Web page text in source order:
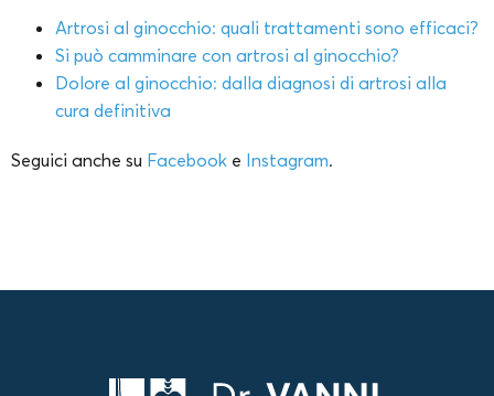
Artrosi al ginocchio: quali trattamenti sono efficaci?
Si può camminare con artrosi al ginocchio?
Dolore al ginocchio: dalla diagnosi di artrosi alla
cura definitiva
Seguici anche su Facebook e Instagram.